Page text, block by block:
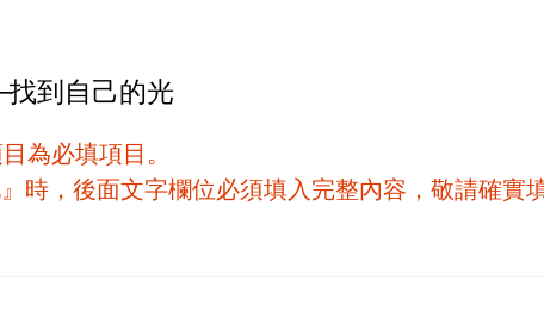
到自己的光
為必填項目。
時，後面文字欄位必須填入完整內容，敬請確實